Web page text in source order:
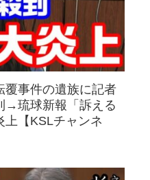
覆事件の遺族に記者
→琉球新報「訴える
上【KSLチャンネ